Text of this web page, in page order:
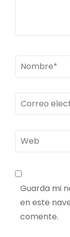
Nombre*
Correo
electrónico*
Web
Guarda mi
en este
comente.